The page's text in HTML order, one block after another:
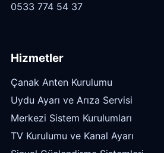
0533 774 54 37
Hizmetler
Çanak Anten Kurulumu
Uydu Ayarı ve Arıza Servisi
Merkezi Sistem Kurulumları
TV Kurulumu ve Kanal Ayarı